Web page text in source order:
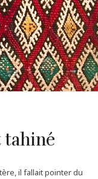
tahiné
il fallait pointer du